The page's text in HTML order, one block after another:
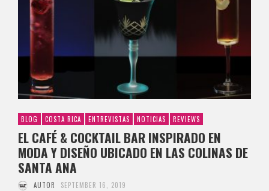
BLOG COSTA RICA ENTREVISTAS NOTICIAS REVIEWS
EL CAFÉ & COCKTAIL BAR INSPIRADO EN
MODA Y DISEÑO UBICADO EN LAS COLINAS DE
SANTA ANA
AUTOR SEPTEMBER 16, 2019